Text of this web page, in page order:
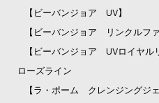
【ビーバンジョア UV】
【ビーバンジョア リンクルフ
【ビーバンジョア UVロイヤル
ローズライン
【ラ・ポーム クレンジングジェ